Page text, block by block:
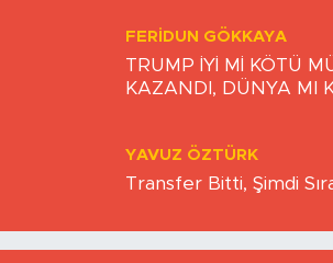
FERIDUN GÖKKAYA
TRUMP İYİ Mİ KÖTÜ
KAZANDI, DÜNYA MI
YAVUZ ÖZTÜRK
Transfer Bitti, Şimdi